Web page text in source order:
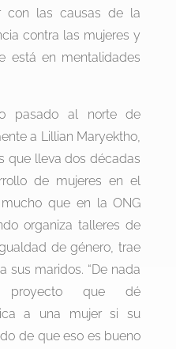
con las causas de la
contra las mujeres y
está en mentalidades
pasado al norte de
a Lillian Maryektho,
que lleva dos décadas
de mujeres en el
que en la ONG
organiza talleres de
de género, trae
sus maridos. “De nada
proyecto que dé
a una mujer si su
de que eso es bueno